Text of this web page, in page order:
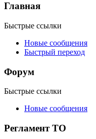
Главная
Быстрые ссылки
Новые сообщения
Быстрый переход
Форум
Быстрые ссылки
Новые сообщения
Регламент ТО